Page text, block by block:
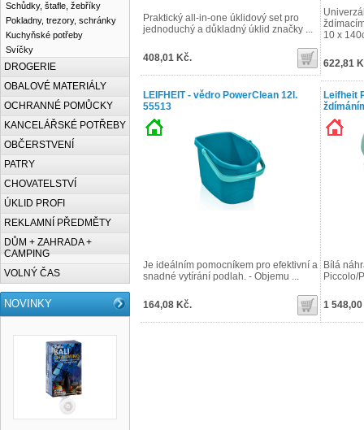
Schůdky, štafle, žebříky
Pokladny, trezory, schránky
Kuchyňské potřeby
Svíčky
DROGERIE
OBALOVÉ MATERIÁLY
OCHRANNÉ POMŮCKY
KANCELÁŘSKÉ POTŘEBY
OBČERSTVENÍ
PATRY
CHOVATELSTVÍ
ÚKLID PROFI
REKLAMNÍ PŘEDMĚTY
DŮM + ZAHRADA +
CAMPING
VOLNÝ ČAS
NOVINKY
Praktický all-in-one úklidový set pro
jednoduchý a důkladný úklid značky ...
408,01 Kč.
10 x
622,81
LEIFHEIT - vědro PowerClean 12l.
55513
Je ideálním pomocníkem pro efektivní a
snadné vytírání podlah. - Objemu ...
164,08 Kč.
Leifheit
Bílá
Piccolo/
1